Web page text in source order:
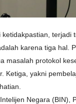
terjadi
karena tiga hal.
masalah protokol
Ketiga, yakni
Negara (BIN),